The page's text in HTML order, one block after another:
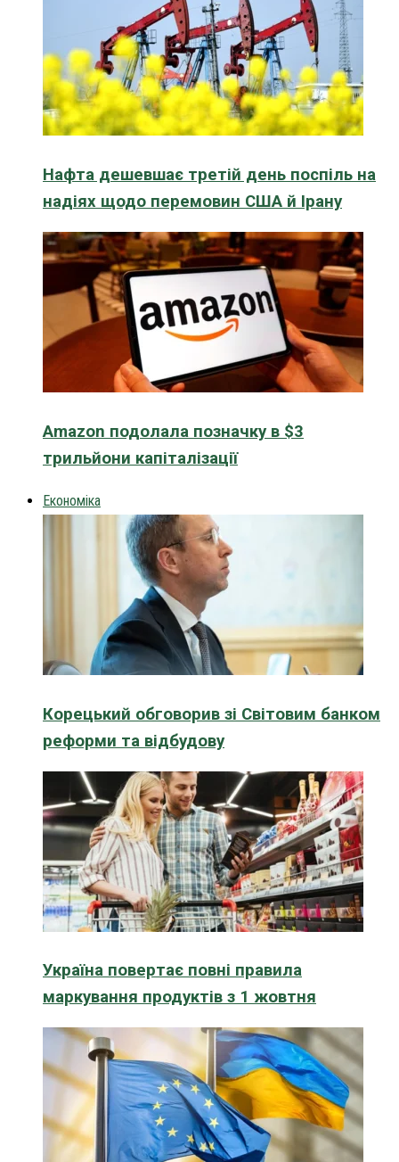
Нафта дешевшає третій день поспіль на
надіях щодо перемовин США й Ірану
Amazon подолала позначку в $3
трильйони капіталізації
Економіка
Корецький обговорив зі Світовим банком
реформи та відбудову
Україна повертає повні правила
маркування продуктів з 1 жовтня